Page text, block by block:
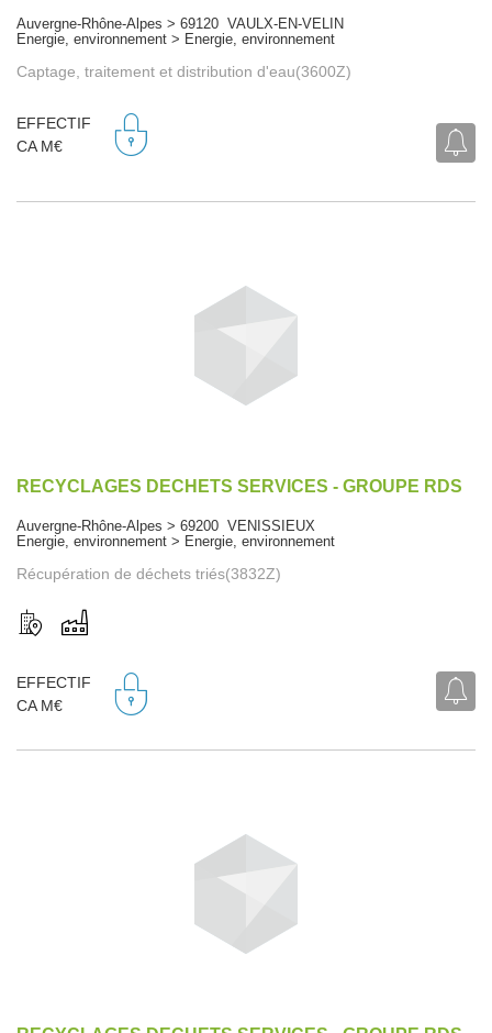
Auvergne-Rhône-Alpes > 69120 VAULX-EN-VELIN
Energie, environnement > Energie, environnement
Captage, traitement et distribution d'eau(3600Z)
EFFECTIF
CA M€
RECYCLAGES DECHETS SERVICES - GROUPE RDS
Auvergne-Rhône-Alpes > 69200 VENISSIEUX
Energie, environnement > Energie, environnement
Récupération de déchets triés(3832Z)
EFFECTIF
CA M€